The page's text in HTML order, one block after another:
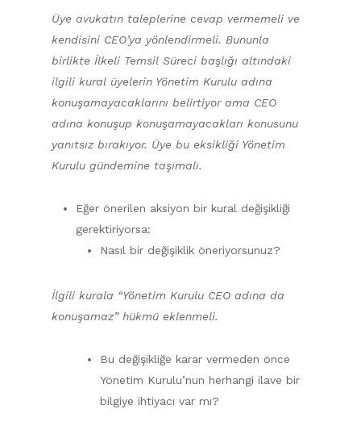
Üye avukatın taleplerine cevap vermemeli ve
kendisini CEO’ya yönlendirmeli. Bununla
birlikte İlkeli Temsil Süreci başlığı altındaki
ilgili kural üyelerin Yönetim Kurulu adına
konuşamayacaklarını belirtiyor ama CEO
adına konuşup konuşamayacakları konusunu
yanıtsız bırakıyor. Üye bu eksikliği Yönetim
Kurulu gündemine taşımalı.
Eğer önerilen aksiyon bir kural değişikliği
gerektiriyorsa:
Nasıl bir değişiklik öneriyorsunuz?
İlgili kurala “Yönetim Kurulu CEO adına da
konuşamaz” hükmü eklenmeli.
Bu değişikliğe karar vermeden önce
Yönetim Kurulu’nun herhangi ilave bir
bilgiye ihtiyacı var mı?